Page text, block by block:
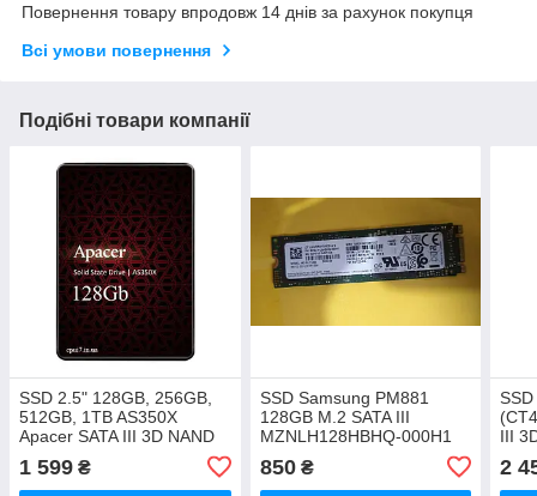
Повернення товару впродовж 14 днів за рахунок покупця
Всі умови повернення
Подібні товари компанії
SSD 2.5" 128GB, 256GB,
512GB, 1TB AS350X
Apacer SATA III 3D NAND
1 599 ₴
SSD Samsung PM881
128GB M.2 SATA III
MZNLH128HBHQ-000H1
ССД накопичувач V-NAND
3D TLC
850₴
III
2